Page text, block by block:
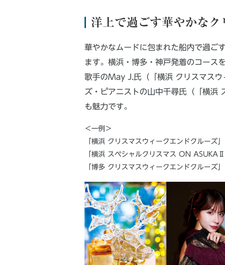
洋上で過ごす華やかなク
華やかなムードに包まれた船内で過ご
ます。横浜・博多・神戸発着のコース
歌手のMay J.氏（「横浜 クリスマスウ
ズ・ピアニストの山中千尋氏（「横
も魅力です。
＜一例＞
「横浜 クリスマスウィークエンドクルー
「横浜 スペシャルクリスマス ON
「博多 クリスマスウィークエンドクルー